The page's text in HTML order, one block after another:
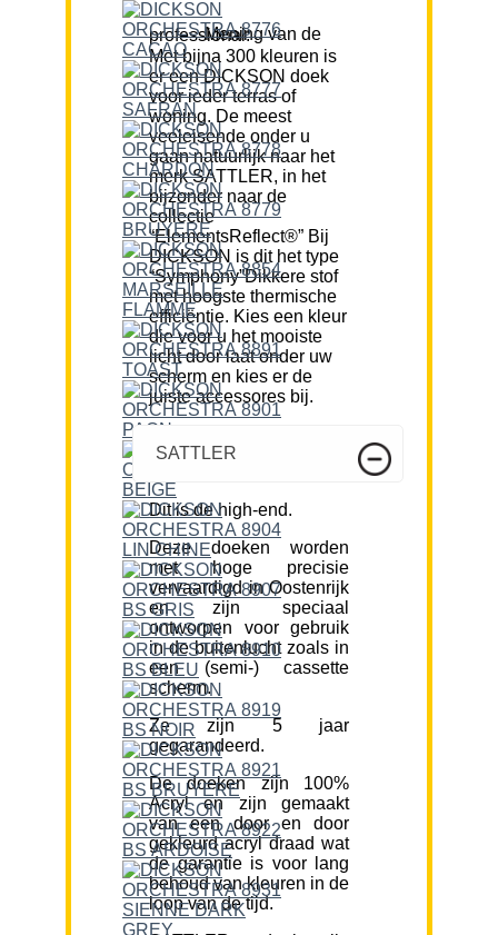
Mening van de professional:
Met bijna 300 kleuren is
er een DICKSON doek
voor ieder terras of
woning. De meest
veeleisende onder u
gaan natuurlijk naar het
merk SATTLER, in het
bijzonder naar de
collectie
“ElementsReflect®” Bij
DICKSON is dit het type
“Symphony”Dikkere stof
met hoogste thermische
efficiëntie. Kies een kleur
die voor u het mooiste
licht door laat onder uw
scherm en kies er de
juiste accessores bij.
SATTLER
Dit is de high-end.
Deze doeken worden
met hoge precisie
vervaardigd in Oostenrijk
en zijn speciaal
ontworpen voor gebruik
in de buitenlucht zoals in
een (semi-) cassette
scherm.
Ze zijn 5 jaar
gegarandeerd.
De doeken zijn 100%
Acryl en zijn gemaakt
van een door en door
gekleurd acryl draad wat
de garantie is voor lang
behoud van kleuren in de
loop van de tijd.